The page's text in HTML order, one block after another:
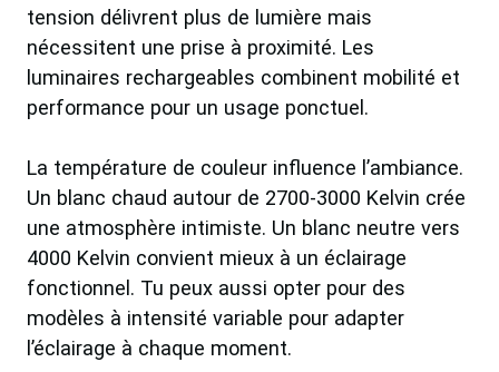
tension délivrent plus de lumière mais
nécessitent une prise à proximité. Les
luminaires rechargeables combinent mobilité et
performance pour un usage ponctuel.
La température de couleur influence l’ambiance.
Un blanc chaud autour de 2700-3000 Kelvin crée
une atmosphère intimiste. Un blanc neutre vers
4000 Kelvin convient mieux à un éclairage
fonctionnel. Tu peux aussi opter pour des
modèles à intensité variable pour adapter
l’éclairage à chaque moment.